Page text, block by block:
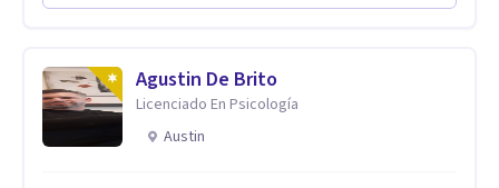
Agustin De Brito
Licenciado En Psicología
Austin